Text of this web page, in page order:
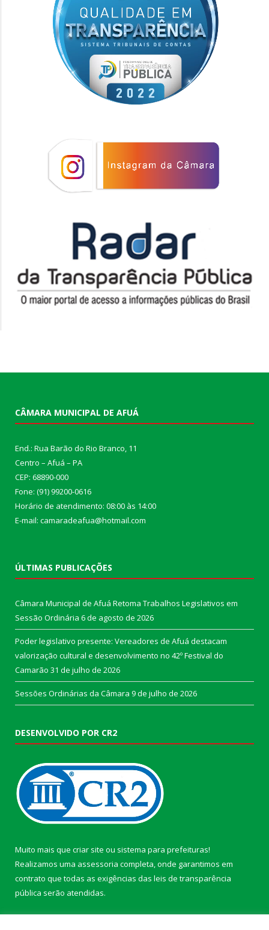
CÂMARA MUNICIPAL DE AFUÁ
End.: Rua Barão do Rio Branco, 11
Centro – Afuá – PA
CEP: 68890-000
Fone: (91) 99200-0616
Horário de atendimento: 08:00 às 14:00
E-mail: camaradeafua@hotmail.com
ÚLTIMAS PUBLICAÇÕES
Câmara Municipal de Afuá Retoma Trabalhos Legislativos em
Sessão Ordinária 6 de agosto de 2026
Poder legislativo presente: Vereadores de Afuá destacam
valorização cultural e desenvolvimento no 42º Festival do
Camarão 31 de julho de 2026
Sessões Ordinárias da Câmara 9 de julho de 2026
DESENVOLVIDO POR CR2
Muito mais que criar site ou sistema para prefeituras!
Realizamos uma assessoria completa, onde garantimos em
contrato que todas as exigências das leis de transparência
pública serão atendidas.